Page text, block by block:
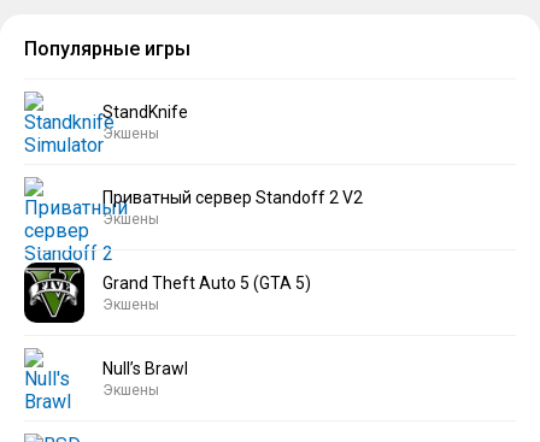
Популярные игры
StandKnife
Экшены
Приватный сервер Standoff 2 V2
Экшены
Grand Theft Auto 5 (GTA 5)
Экшены
Null’s Brawl
Экшены